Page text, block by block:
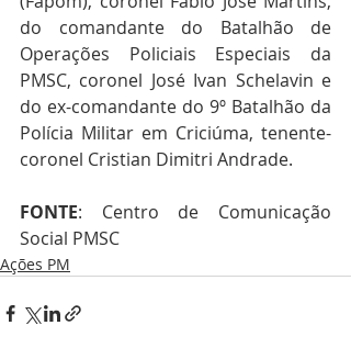
do comandante do Batalhão de
Operações Policiais Especiais da
PMSC, coronel José Ivan Schelavin e
do ex-comandante do 9º Batalhão da
Polícia Militar em Criciúma, tenente-
coronel Cristian Dimitri Andrade.
FONTE: Centro de Comunicação
Social PMSC
Ações PM